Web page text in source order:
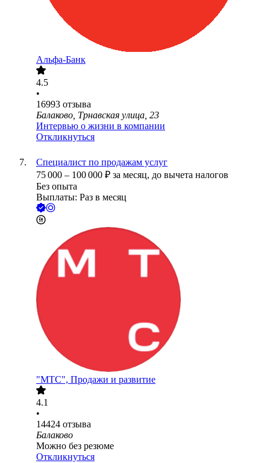
Альфа-Банк
4.5
•
16993 отзыва
Балаково, Трнавская улица, 23
Интервью о жизни в компании
Откликнуться
Специалист по продажам услуг
75 000 – 100 000 ₽ за месяц, до вычета налогов
Без опыта
Выплаты: Раз в месяц
"МТС", Продажи и развитие
4.1
•
14424 отзыва
Балаково
Можно без резюме
Откликнуться